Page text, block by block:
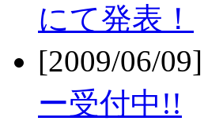
にて発表！
[2009/06/09]
ー受付中!!